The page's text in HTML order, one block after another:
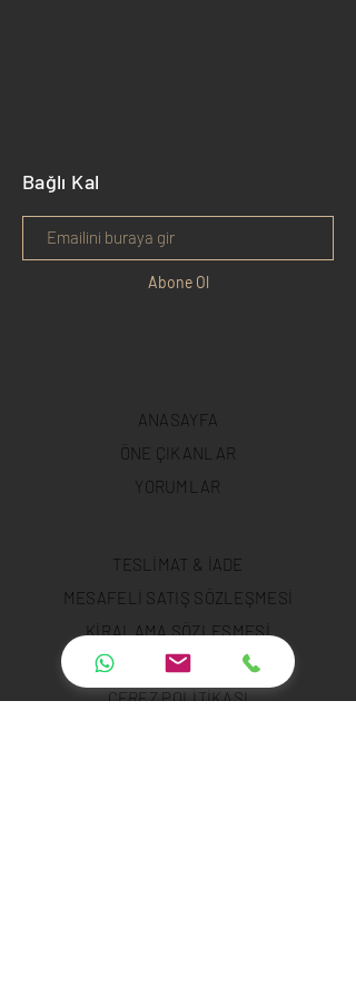
Bağlı Kal
Abone Ol
ANASAYFA
ÖNE ÇIKANLAR
YORUMLAR
TESLİMAT & İADE
MESAFELİ SATIŞ SÖZLEŞMESİ
KİRALAMA SÖZLEŞMESİ
GİZLİLİK POLİTİKASI
ÇEREZ POLİTİKASI